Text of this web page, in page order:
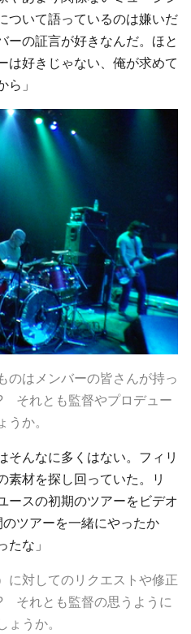
ついて語っているのは嫌いだ
ーの証言が好きなんだ。ほと
は好きじゃない、俺が求めて
ら」
はメンバーの皆さんが持っ
それとも監督やプロデュー
うか。
そんなに多くはない。フィリ
素材を探し回っていた。リ
ースの初期のツアーをビデオ
ツアーを一緒にやったか
たな」
対してのリクエストや修正
それとも監督の思うように
ょうか。